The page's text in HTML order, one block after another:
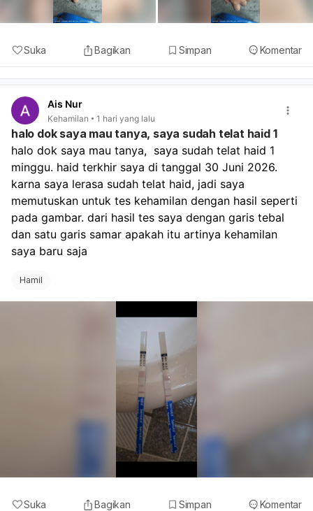
Suka Bagikan Simpan Komentar
Ais Nur
Kehamilan 1 hari yang lalu
halo dok saya mau tanya, saya sudah telat haid 1
halo dok saya mau tanya,  saya sudah telat haid 1
minggu. haid terkhir saya di tanggal 30 Juni 2026.
karna saya lerasa sudah telat haid, jadi saya
memutuskan untuk tes kehamilan dengan hasil seperti
pada gambar. dari hasil tes saya dengan garis tebal
dan satu garis samar apakah itu artinya kehamilan
saya baru saja
Hamil
Suka Bagikan Simpan Komentar